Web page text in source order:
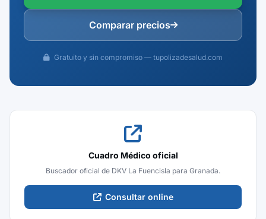
Comparar precios
Gratuito y sin compromiso — tupolizadesalud.com
Cuadro Médico oficial
Buscador oficial de DKV La Fuencisla para Granada.
Consultar online